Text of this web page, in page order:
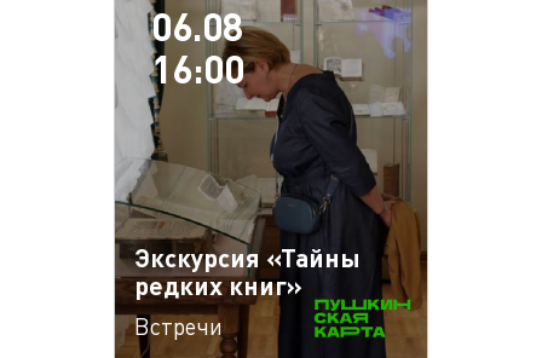
06.08
16:00
Экскурсия «Тайны
редких книг»
Встречи